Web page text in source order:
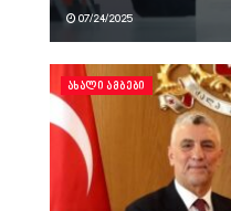
07/24/2025
ᲐᲮᲐᲚᲘ ᲐᲛᲑᲔᲑᲘ